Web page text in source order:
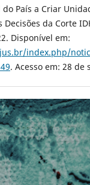
País a Criar
da Corte
Disponível em:
index.php/
. Acesso em: 28 de